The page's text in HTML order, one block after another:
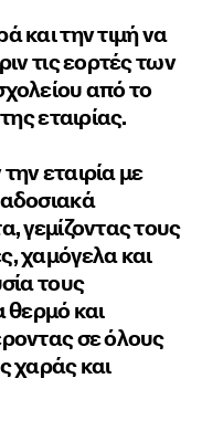
και την τιμή να
τις εορτές των
από το
εταιρίας.
εταιρία με
γεμίζοντας τους
χαμόγελα και
τους
θερμό και
σε όλους
χαράς και